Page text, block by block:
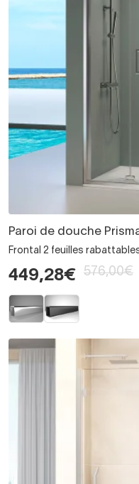
Paroi de douche
Frontal 2 feuilles
449,28€ 576,00€